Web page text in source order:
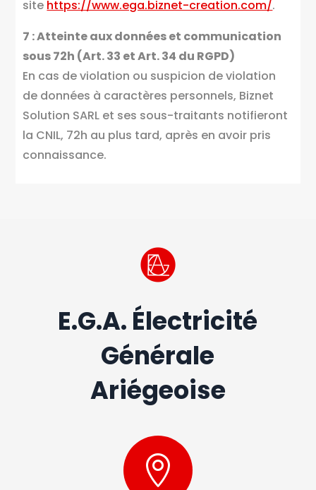
site https://www.ega.biznet-creation.com/.
7 : Atteinte aux données et communication
sous 72h (Art. 33 et Art. 34 du RGPD)
En cas de violation ou suspicion de violation
de données à caractères personnels, Biznet
Solution SARL et ses sous-traitants notifieront
la CNIL, 72h au plus tard, après en avoir pris
connaissance.
E.G.A. Électricité
Générale
Ariégeoise
